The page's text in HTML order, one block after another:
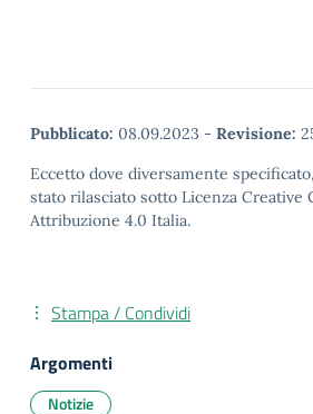
Pubblicato: 08.09.2023 - Revisione:
Eccetto dove diversamente
stato rilasciato sotto Licenza Creative
Attribuzione 4.0 Italia.
Stampa / Condividi
Argomenti
Notizie